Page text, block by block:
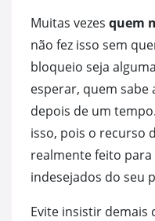
Muitas vezes quem
não fez isso sem
bloqueio seja
esperar, quem sabe
depois de um
isso, pois o recurso
realmente feito
indesejados do seu
Evite insistir demais